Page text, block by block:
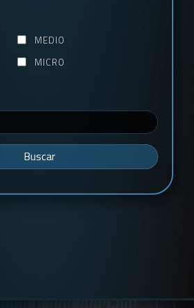
MEDIO
MICRO
Buscar